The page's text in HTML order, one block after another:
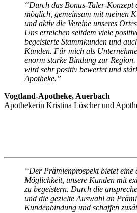
“Durch das Bonus-Taler-
möglich, gemeinsam mit meinen
und aktiv die Vereine unseres
Uns erreichen seitdem viele
begeisterte Stammkunden und
Kunden. Für mich als
enorm starke Bindung zur Region.
wird sehr positiv bewertet und
Apotheke.”
Vogtland-Apotheke, Auerbach
Apothekerin Kristina Löscher und
“Der Prämienprospekt bietet eine
Möglichkeit, unsere Kunden mit
zu begeistern. Durch die
und die gezielte Auswahl an
Kundenbindung und schaffen